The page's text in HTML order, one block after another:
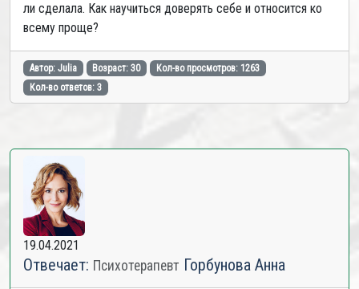
ли сделала. Как научиться доверять себе и относится ко
всему проще?
Автор: Julia Возраст: 30
Кол-во просмотров: 1263
Кол-во ответов: 3
19.04.2021
Отвечает: Психотерапевт Горбунова Анна